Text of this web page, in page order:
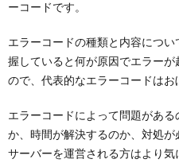
ーコードです。
エラーコードの種類と内容につ
握していると何が原因でエラー
ので、代表的なエラーコードはお
エラーコードによって問題があ
か、時間が解決するのか、対処
サーバーを運営される方はより気